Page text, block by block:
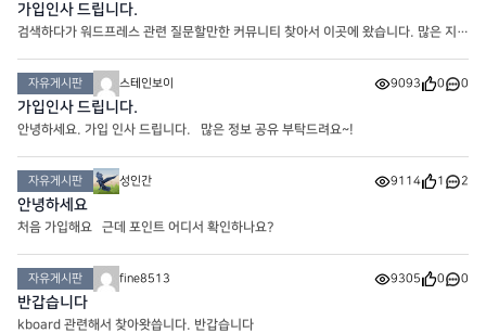
가입인사 드립니다.
검색하다가 워드프레스 관련 질문할만한 커뮤니티 찾아서 이곳에 왔습니다. 많은 지도
자유게시판 스테인보이 9093 0 0
가입인사 드립니다.
안녕하세요. 가입 인사 드립니다. 많은 정보 공유 부탁드려요~!
자유게시판 성인간 9114 1 2
안녕하세요
처음 가입해요 근데 포인트 어디서 확인하나요?
자유게시판 fine8513 9305 0 0
반갑습니다
kboard 관련해서 찾아왓씁니다. 반갑습니다